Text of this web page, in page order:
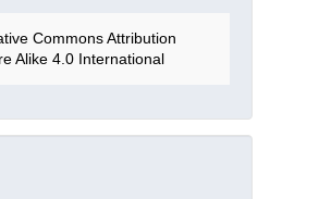
Commons Attribution
Alike 4.0 International